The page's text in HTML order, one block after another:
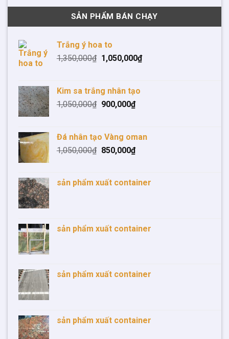
SẢN PHẨM BÁN CHẠY
Trắng ý hoa to
1,350,000₫ 1,050,000₫
Kim sa trắng nhân tạo
1,050,000₫ 900,000₫
Đá nhân tạo Vàng oman
1,050,000₫ 850,000₫
sản phẩm xuất container
sản phẩm xuất container
sản phẩm xuất container
sản phẩm xuất container